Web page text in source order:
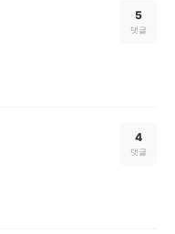
5
댓글
4
댓글